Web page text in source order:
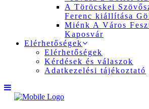
A Töröcskei
Ferenc kiállítása
Miénk A Város
Kaposvár
Elérhetőségek
Elérhetőségek
Kérdések és válaszok
Adatkezelési tájékoztató